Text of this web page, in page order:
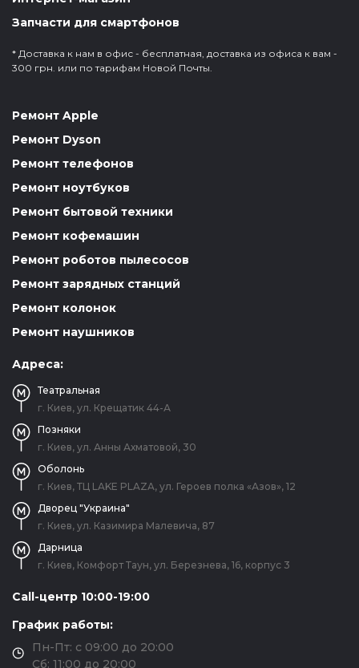
Запчасти для смартфонов
* Доставка к нам в офис - бесплатная, доставка из офиса к вам -
300 грн. или по тарифам Новой Почты.
Ремонт Apple
Ремонт Dyson
Ремонт телефонов
Ремонт ноутбуков
Ремонт бытовой техники
Ремонт кофемашин
Ремонт роботов пылесосов
Ремонт зарядных станций
Ремонт колонок
Ремонт наушников
Адреса:
Театральная
г. Киев, ул. Крещатик 44-А
Позняки
г. Киев, ул. Анны Ахматовой, 30
Оболонь
г. Киев, ТЦ LAKE PLAZA, ул. Героев полка «Азов», 12
Дворец "Украина"
г. Киев, ул. Казимира Малевича, 87
Дарница
г. Киев, Комфорт Таун, ул. Березнева, 16, корпус 3
Call-центр 10:00-19:00
График работы:
Пн-Пт: с 09:00 до 20:00
Сб: 11:00 до 20:00